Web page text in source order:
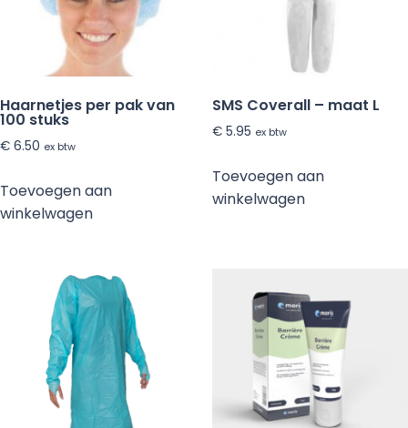
Haarnetjes per pak van
100 stuks
€ 6.50 ex btw
Toevoegen aan
winkelwagen
SMS Coverall – maat L
€5.95 ex btw
Toevoegen aan
winkelwagen